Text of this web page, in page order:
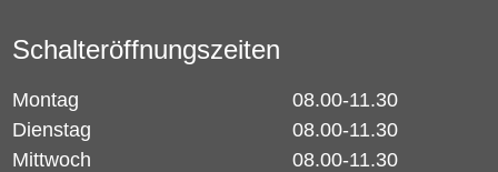
Schalteröffnungszeiten
Montag
08.00-11.30
Dienstag
08.00-11.30
Mittwoch
08.00-11.30